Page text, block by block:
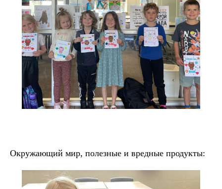
Окружающий мир, полезные и вредные продукты: